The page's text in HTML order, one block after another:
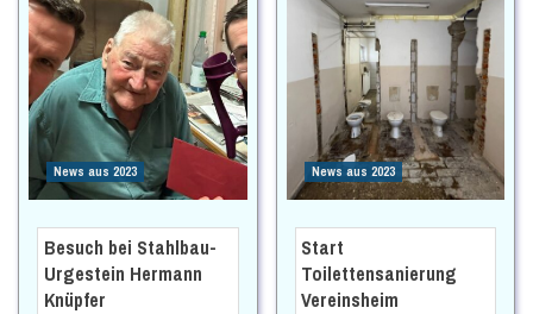
News aus 2023
Besuch bei Stahlbau-
Urgestein Hermann
Knüpfer
News aus 2023
Start
Toilettensanierung
Vereinsheim